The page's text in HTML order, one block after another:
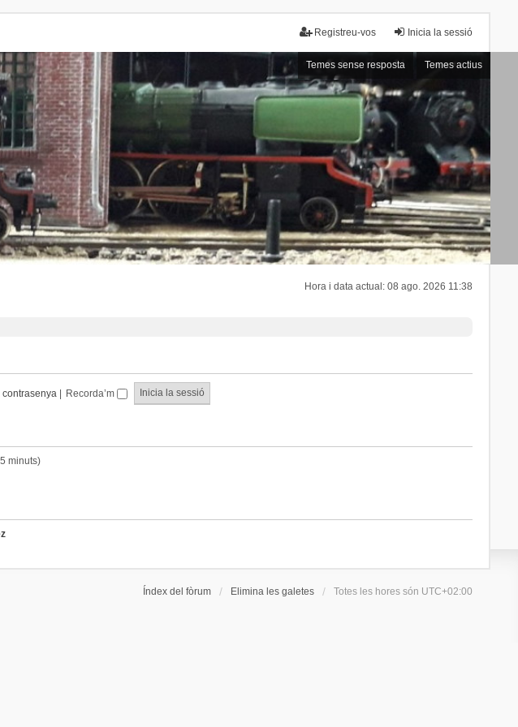
Inicia la sessió
Registreu-vos
Temes sense resposta Temes actius
Hora i data actual: 08 ago. 2026 11:38
contrasenya Recorda’m
minuts)
Índex del fòrum Elimina les galetes Totes les hores són UTC+02:00